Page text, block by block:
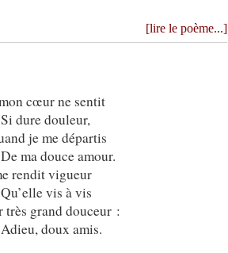
[lire le poème...]
cœur ne sentit
douleur,
je me départis
douce amour.
rendit vigueur
vis à vis
très grand douceur :
doux amis.